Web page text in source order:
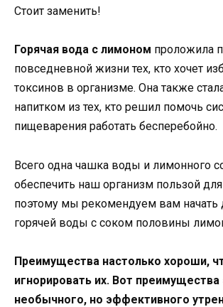
Стоит заменить!
Горячая вода с лимоном проложила
повседневной жизни тех, кто хочет
токсинов в организме. Она также
напитком из тех, кто решил помочь
пищеварения работать бесперебойно.
Всего одна чашка воды и лимонного
обеспечить наш организм пользой
поэтому мы рекомендуем вам начать
горячей воды с соком половины
Преимущества настолько хороши,
игнорировать их. Вот преимущества
необычного, но эффективного